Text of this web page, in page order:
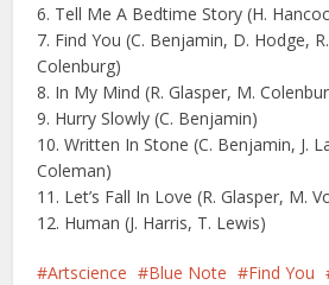
6. Tell Me A Bedtime Story (H.
7. Find You (C. Benjamin, D. Hodge,
Colenburg)
8. In My Mind (R. Glasper, M.
9. Hurry Slowly (C. Benjamin)
10. Written In Stone (C. Benjamin, J.
Coleman)
11. Let’s Fall In Love (R. Glasper, M.
12. Human (J. Harris, T. Lewis)
Artscience Blue Note Find You